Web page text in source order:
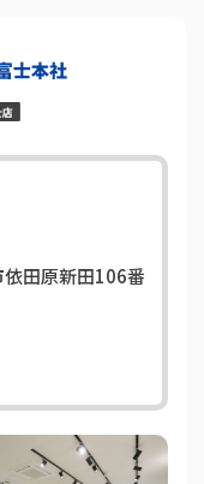
田原新田106番